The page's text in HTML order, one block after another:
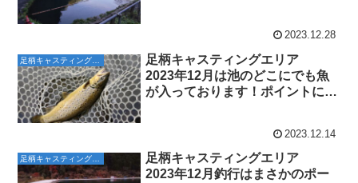
2023.12.28
足柄キャスティングエリア
2023年12月は池のどこにでも魚
が入っております！ポイントによ
2023.12.14
足柄キャスティングエリア
足柄キャスティングエリア
2023年12月釣行はまさかのポー